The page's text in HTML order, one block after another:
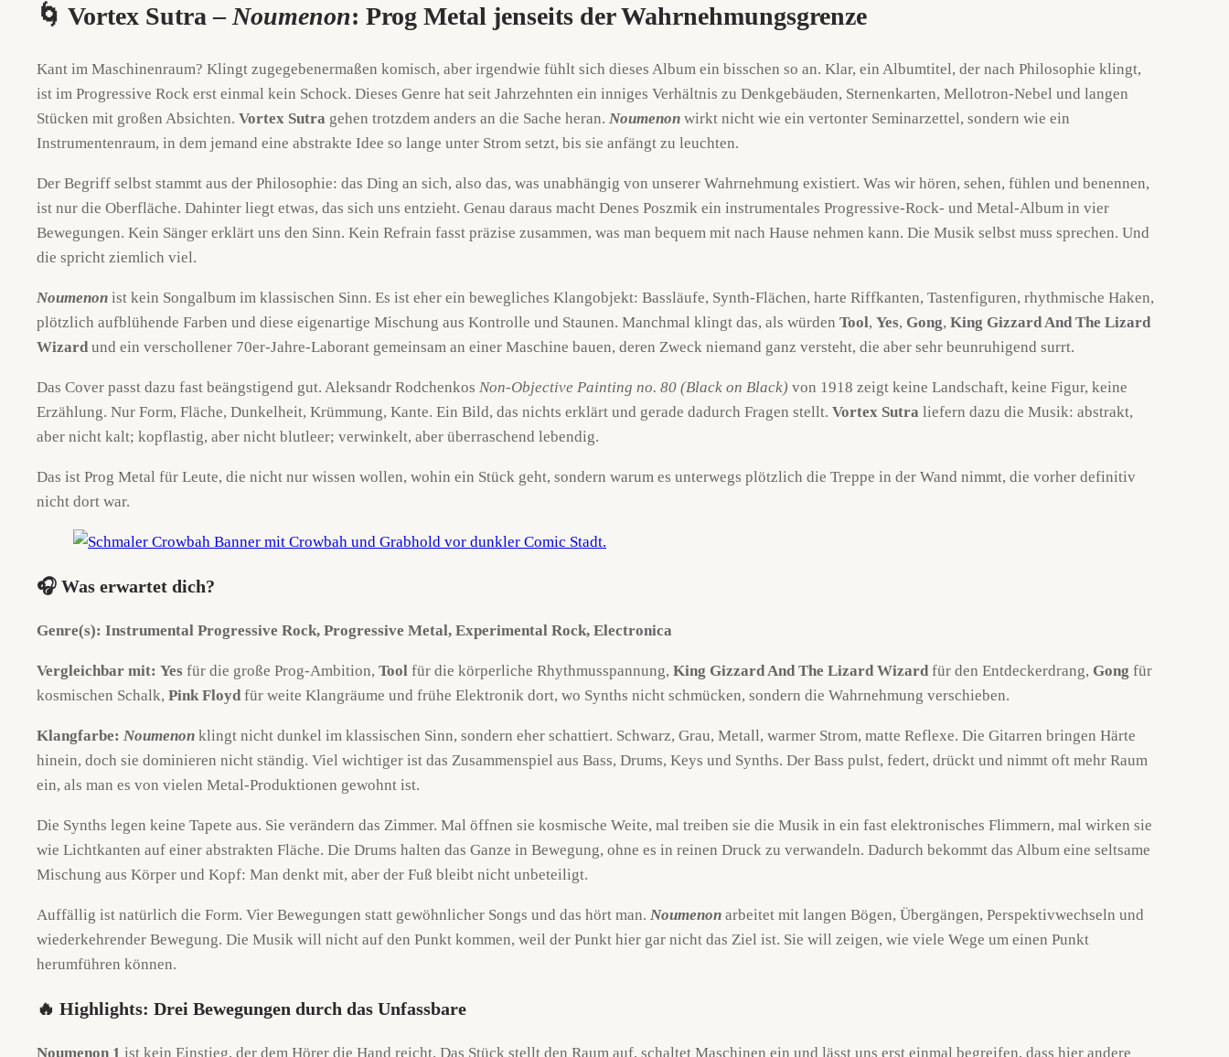
🌀 Vortex Sutra – Noumenon: Prog Metal jenseits der Wahrnehmungsgrenze
Kant im Maschinenraum? Klingt zugegebenermaßen komisch, aber irgendwie fühlt sich dieses Album ein bisschen so an. Klar, ein Albumtitel, der nach Philosophie klingt,
ist im Progressive Rock erst einmal kein Schock. Dieses Genre hat seit Jahrzehnten ein inniges Verhältnis zu Denkgebäuden, Sternenkarten, Mellotron-Nebel und langen
Stücken mit großen Absichten. Vortex Sutra gehen trotzdem anders an die Sache heran. Noumenon wirkt nicht wie ein vertonter Seminarzettel, sondern wie ein
Instrumentenraum, in dem jemand eine abstrakte Idee so lange unter Strom setzt, bis sie anfängt zu leuchten.
Der Begriff selbst stammt aus der Philosophie: das Ding an sich, also das, was unabhängig von unserer Wahrnehmung existiert. Was wir hören, sehen, fühlen und benennen,
ist nur die Oberfläche. Dahinter liegt etwas, das sich uns entzieht. Genau daraus macht Denes Poszmik ein instrumentales Progressive-Rock- und Metal-Album in vier
Bewegungen. Kein Sänger erklärt uns den Sinn. Kein Refrain fasst präzise zusammen, was man bequem mit nach Hause nehmen kann. Die Musik selbst muss sprechen. Und
die spricht ziemlich viel.
Noumenon ist kein Songalbum im klassischen Sinn. Es ist eher ein bewegliches Klangobjekt: Bassläufe, Synth-Flächen, harte Riffkanten, Tastenfiguren, rhythmische Haken,
plötzlich aufblühende Farben und diese eigenartige Mischung aus Kontrolle und Staunen. Manchmal klingt das, als würden Tool, Yes, Gong, King Gizzard And The Lizard
Wizard und ein verschollener 70er-Jahre-Laborant gemeinsam an einer Maschine bauen, deren Zweck niemand ganz versteht, die aber sehr beunruhigend surrt.
Das Cover passt dazu fast beängstigend gut. Aleksandr Rodchenkos Non-Objective Painting no. 80 (Black on Black) von 1918 zeigt keine Landschaft, keine Figur, keine
Erzählung. Nur Form, Fläche, Dunkelheit, Krümmung, Kante. Ein Bild, das nichts erklärt und gerade dadurch Fragen stellt. Vortex Sutra liefern dazu die Musik: abstrakt,
aber nicht kalt; kopflastig, aber nicht blutleer; verwinkelt, aber überraschend lebendig.
Das ist Prog Metal für Leute, die nicht nur wissen wollen, wohin ein Stück geht, sondern warum es unterwegs plötzlich die Treppe in der Wand nimmt, die vorher definitiv
nicht dort war.
🎧 Was erwartet dich?
Genre(s): Instrumental Progressive Rock, Progressive Metal, Experimental Rock, Electronica
Vergleichbar mit: Yes für die große Prog-Ambition, Tool für die körperliche Rhythmusspannung, King Gizzard And The Lizard Wizard für den Entdeckerdrang, Gong für
kosmischen Schalk, Pink Floyd für weite Klangräume und frühe Elektronik dort, wo Synths nicht schmücken, sondern die Wahrnehmung verschieben.
Klangfarbe: Noumenon klingt nicht dunkel im klassischen Sinn, sondern eher schattiert. Schwarz, Grau, Metall, warmer Strom, matte Reflexe. Die Gitarren bringen Härte
hinein, doch sie dominieren nicht ständig. Viel wichtiger ist das Zusammenspiel aus Bass, Drums, Keys und Synths. Der Bass pulst, federt, drückt und nimmt oft mehr Raum
ein, als man es von vielen Metal-Produktionen gewohnt ist.
Die Synths legen keine Tapete aus. Sie verändern das Zimmer. Mal öffnen sie kosmische Weite, mal treiben sie die Musik in ein fast elektronisches Flimmern, mal wirken sie
wie Lichtkanten auf einer abstrakten Fläche. Die Drums halten das Ganze in Bewegung, ohne es in reinen Druck zu verwandeln. Dadurch bekommt das Album eine seltsame
Mischung aus Körper und Kopf: Man denkt mit, aber der Fuß bleibt nicht unbeteiligt.
Auffällig ist natürlich die Form. Vier Bewegungen statt gewöhnlicher Songs und das hört man. Noumenon arbeitet mit langen Bögen, Übergängen, Perspektivwechseln und
wiederkehrender Bewegung. Die Musik will nicht auf den Punkt kommen, weil der Punkt hier gar nicht das Ziel ist. Sie will zeigen, wie viele Wege um einen Punkt
herumführen können.
🔥 Highlights: Drei Bewegungen durch das Unfassbare
Noumenon 1 ist kein Einstieg, der dem Hörer die Hand reicht. Das Stück stellt den Raum auf, schaltet Maschinen ein und lässt uns erst einmal begreifen, dass hier andere